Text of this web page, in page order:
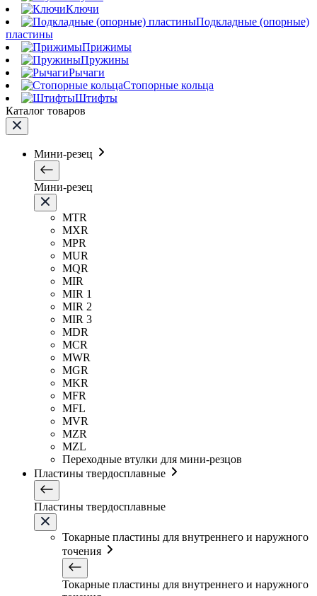
Ключи
Подкладные (опорные)
пластины
Прижимы
Пружины
Рычаги
Стопорные кольца
Штифты
Каталог товаров
Мини-резец
Мини-резец
MTR
MXR
MPR
MUR
MQR
MIR
MIR 1
MIR 2
MIR 3
MDR
MCR
MWR
MGR
MKR
MFR
MFL
MVR
MZR
MZL
Переходные втулки для мини-резцов
Пластины твердосплавные
Пластины твердосплавные
Токарные пластины для внутреннего и наружного
точения
Токарные пластины для внутреннего и наружного